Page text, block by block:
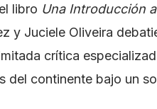
libro Una Introducción
y Juciele Oliveira
crítica
del continente bajo un